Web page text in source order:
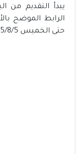
الرابط الموضح
حتى الخميس 1445/8/5هـ.